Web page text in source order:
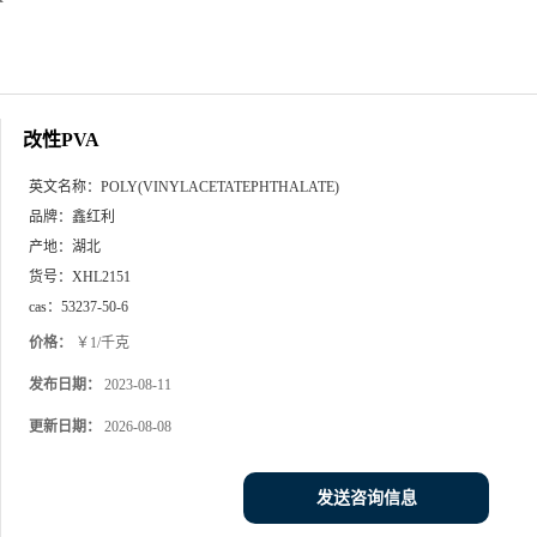
改性PVA
英文名称： POLY(VINYLACETATEPHTHALATE)
品牌： 鑫红利
产地： 湖北
货号： XHL2151
cas： 53237-50-6
价格： ￥1/千克
发布日期： 2023-08-11
更新日期： 2026-08-08
发送咨询信息